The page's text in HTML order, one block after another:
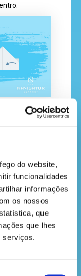
do website,
funcionalidades
informações
os nossos
que
que lhes
serviços.
a enrolar.